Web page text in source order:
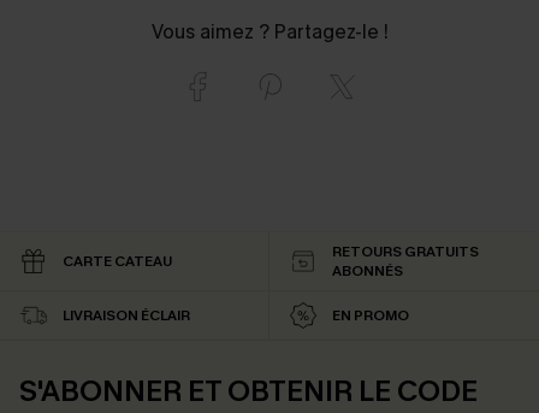
Vous aimez ? Partagez-le !
CARTE CATEAU
RETOURS GRATUITS
ABONNÉS
LIVRAISON ÉCLAIR EN PROMO
S'ABONNER ET OBTENIR LE CODE